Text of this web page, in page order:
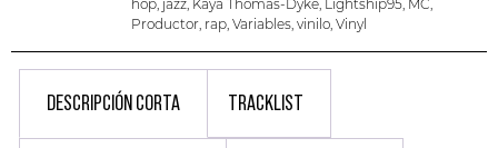
hop, jazz, Kaya Thomas-Dyke, Lightship95, MC,
Productor, rap, Variables, vinilo, Vinyl
DESCRIPCIÓN CORTA TRACKLIST